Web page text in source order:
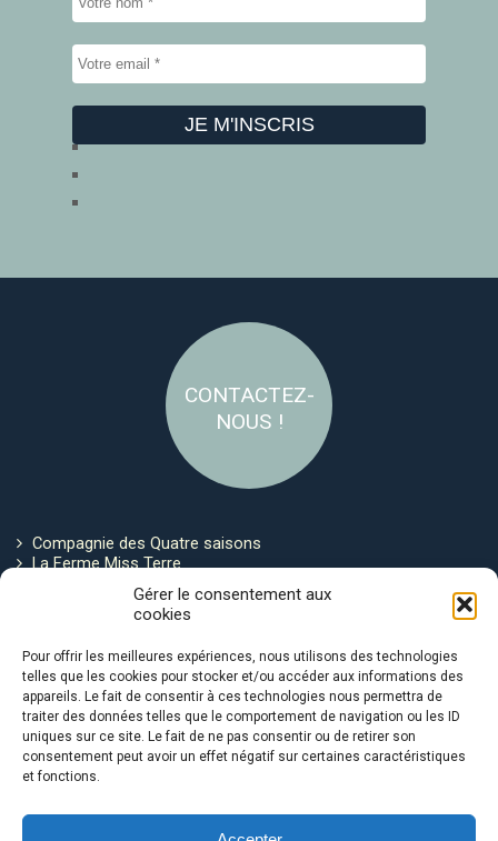
Gérer le consentement aux
cookies
Pour offrir les meilleures expériences, nous utilisons des technologies
telles que les cookies pour stocker et/ou accéder aux informations des
appareils. Le fait de consentir à ces technologies nous permettra de
traiter des données telles que le comportement de navigation ou les ID
uniques sur ce site. Le fait de ne pas consentir ou de retirer son
consentement peut avoir un effet négatif sur certaines caractéristiques
et fonctions.
CONTACTEZ-
NOUS !
Compagnie des Quatre saisons
La Ferme Miss Terre
Politique de cookies
Avec le soutien de :